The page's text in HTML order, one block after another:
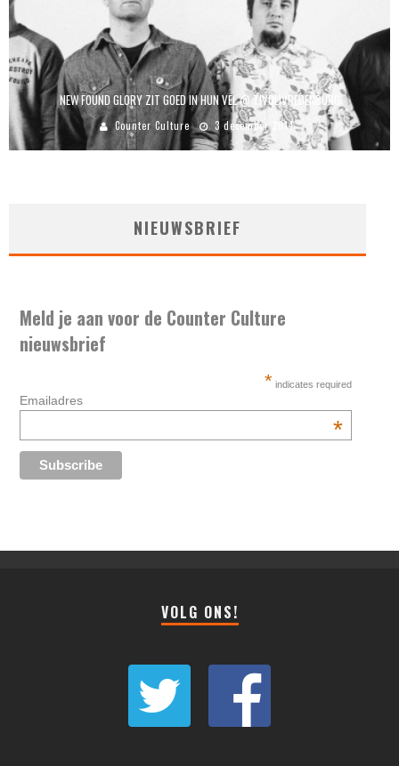
NEW FOUND GLORY ZIT GOED IN HUN VEL @ TIVOLIVREDENBURG
Counter Culture 3 december 2014
NIEUWSBRIEF
Meld je aan voor de Counter Culture
nieuwsbrief
* indicates required
Emailadres
*
VOLG ONS!